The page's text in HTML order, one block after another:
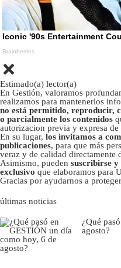
Estimado(a) lector(a)
En Gestión, valoramos
realizamos para mantenerlos
no está permitido, reproducir,
o parcialmente los contenidos
autorizacion previa y expresa
En su lugar, los invitamos a
publicaciones, para que más
veraz y de calidad directamente
Asimismo, pueden suscribirse
exclusivo que elaboramos para
Gracias por ayudarnos a
últimas noticias
¿Qué
agosto?